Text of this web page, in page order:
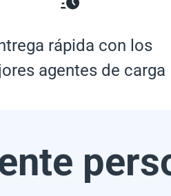
rápida con los
agentes de carga